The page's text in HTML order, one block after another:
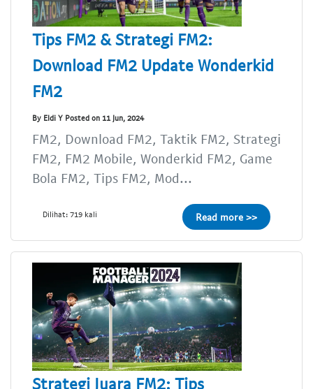
Tips FM2 & Strategi FM2:
Download FM2 Update Wonderkid
FM2
By Eldi Y Posted on 11 Jun, 2024
FM2, Download FM2, Taktik FM2, Strategi
FM2, FM2 Mobile, Wonderkid FM2, Game
Bola FM2, Tips FM2, Mod...
Dilihat: 719 kali Read more >>
Strategi Juara FM2: Tips